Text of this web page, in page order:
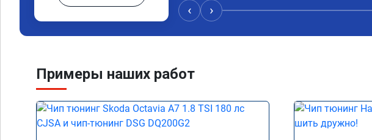
акселератора более чувствительно стала
реагировать на желание водителя
Расход топлива не изменился при
увеличился в пробках от 9 до 12. Работы
‹ ›
Примеры наших работ